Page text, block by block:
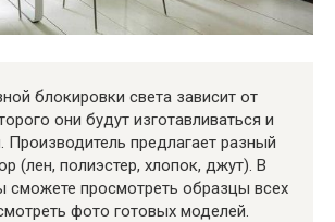
блокировки света зависит от
они будут изготавливаться и
Производитель предлагает разный
(лен, полиэстер, хлопок, джут). В
сможете просмотреть образцы всех
фото готовых моделей.